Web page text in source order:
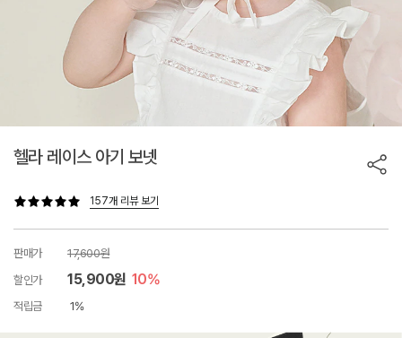
헬라 레이스 아기 보넷
157개 리뷰 보기
판매가
17,600원
할인가
15,900원 10%
적립금 1%